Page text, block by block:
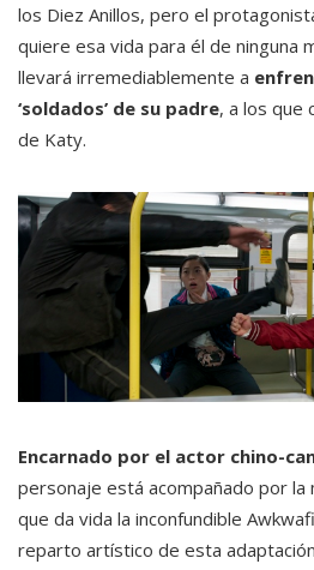
los Diez Anillos, pero el
quiere esa vida para él de ninguna
llevará irremediablemente a
‘soldados’ de su padre, a los que
de Katy.
Encarnado por el actor chino-
personaje está acompañado por la
que da vida la inconfundible
reparto artístico de esta